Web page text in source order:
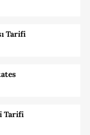
Tarifi
Tarifi